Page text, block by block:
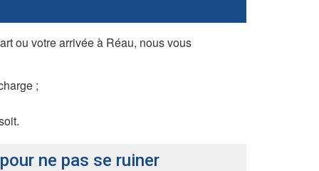
ou votre arrivée à Réau, nous vous
;
ne pas se ruiner